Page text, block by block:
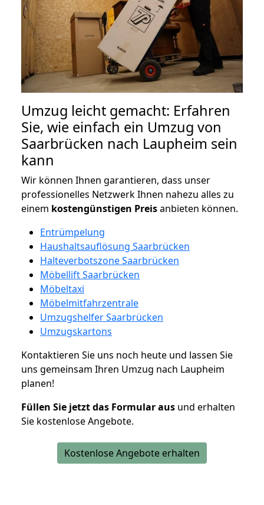
Umzug leicht gemacht: Erfahren
Sie, wie einfach ein Umzug von
Saarbrücken nach Laupheim sein
kann
Wir können Ihnen garantieren, dass unser
professionelles Netzwerk Ihnen nahezu alles zu
einem kostengünstigen Preisanbieten können.
Entrümpelung
Haushaltsauflösung Saarbrücken
Halteverbotszone Saarbrücken
Möbellift Saarbrücken
Möbeltaxi
Möbelmitfahrzentrale
Umzugshelfer Saarbrücken
Umzugskartons
Kontaktieren Sie uns noch heute und lassen Sie
uns gemeinsam Ihren Umzug nach Laupheim
planen!
Füllen Sie jetzt das Formular aus und erhalten
Sie kostenlose Angebote.
Kostenlose Angebote erhalten